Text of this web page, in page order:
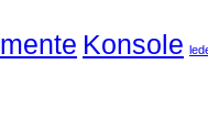
Konsole